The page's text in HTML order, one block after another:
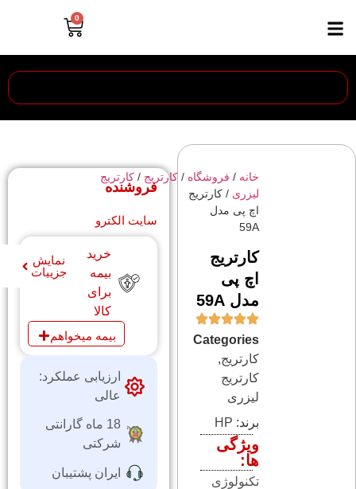
0
فروشنده
سایت الکترو
خرید
بیمه
برای
کالا
نمایش
جزییات
بیمه میخواهم
ارزیابی عملکرد:
عالی
18 ماه گارانتی
شرکتی
ایران پشتیبان
خانه / فروشگاه /کارتریج /کارتریج
لیزری / کارتریج
اچ پی مدل
59A
کارتریج
اچ پی
مدل 59A
Categories
کارتریج,
کارتریج
لیزری
برند: HP
ویژگی
ها:
تکنولوژی